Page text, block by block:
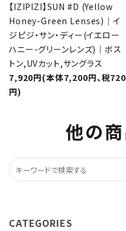
【IZIPIZI】SUN #D (Yellow
Honey-Green Lenses)｜イ
ジピジ・サン・ディー(イエロー
ハニー-グリーンレンズ)｜ボス
トン,UVカット,サングラス
7,920円(本体7,200円、税720
円)
他の
CATEGORIES